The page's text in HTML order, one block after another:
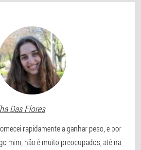
Das Flores
rapidamente a ganhar peso, e por
mim, não é muito preocupados, até na